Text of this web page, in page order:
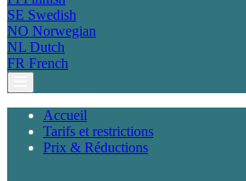
SE Swedish
NO Norwegian
NL Dutch
FR French
Accueil
Tarifs et restrictions
Prix & Réductions